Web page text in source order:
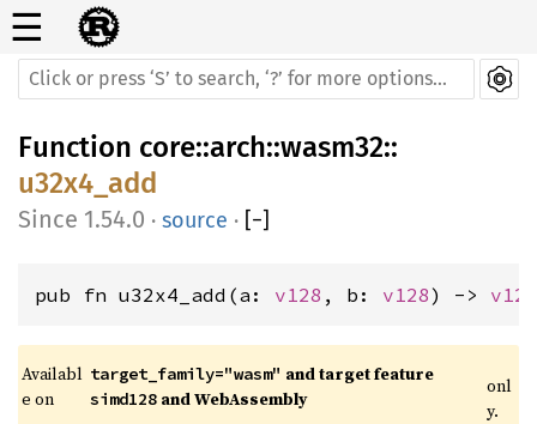
☰
Function core::arch::wasm32::
u32x4_add
1.54.0 · source · [−]
pub fn u32x4_add(a: v128 , b: v128) -> v128
Availabl
e on
target_family="wasm" and target feature
simd128 and WebAssembly
onl
y.